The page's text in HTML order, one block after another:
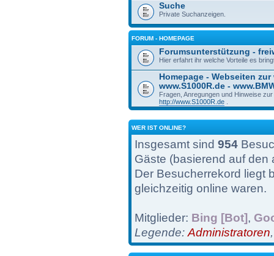
Suche
Private Suchanzeigen.
FORUM - HOMEPAGE
Forumsunterstützung -
Hier erfahrt ihr welche Vorteile es
Homepage - Webseiten zur
www.S1000R.de -
Fragen, Anregungen und Hinweise
http://www.S1000R.de
WER IST ONLINE?
Insgesamt sind 954
Gäste (basierend auf den
Der Besucherrekord liegt
gleichzeitig online waren.
Mitglieder: Bing [Bot],
Legende: Administratoren